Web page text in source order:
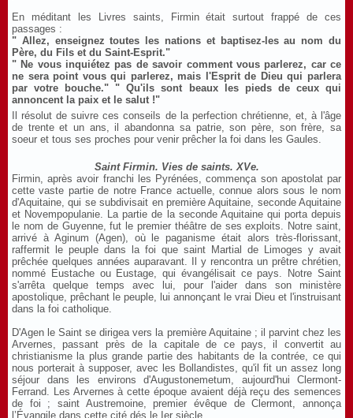
En méditant les Livres saints, Firmin était surtout frappé de ces
passages :
" Allez, enseignez toutes les nations et baptisez-les au nom du
Père, du Fils et du Saint-Esprit."
" Ne vous inquiétez pas de savoir comment vous parlerez, car ce
ne sera point vous qui parlerez, mais l'Esprit de Dieu qui parlera
par votre bouche." " Qu'ils sont beaux les pieds de ceux qui
annoncent la paix et le salut !"
Il résolut de suivre ces conseils de la perfection chrétienne, et, à l'âge
de trente et un ans, il abandonna sa patrie, son père, son frère, sa
soeur et tous ses proches pour venir prêcher la foi dans les Gaules.
Saint Firmin. Vies de saints. XVe.
Firmin, après avoir franchi les Pyrénées, commença son apostolat par
cette vaste partie de notre France actuelle, connue alors sous le nom
d'Aquitaine, qui se subdivisait en première Aquitaine, seconde Aquitaine
et Novempopulanie. La partie de la seconde Aquitaine qui porta depuis
le nom de Guyenne, fut le premier théâtre de ses exploits. Notre saint,
arrivé à Aginum (Agen), où le paganisme était alors très-florissant,
raffermit le peuple dans la foi que saint Martial de Limoges y avait
prêchée quelques années auparavant. Il y rencontra un prêtre chrétien,
nommé Eustache ou Eustage, qui évangélisait ce pays. Notre Saint
s'arrêta quelque temps avec lui, pour l'aider dans son ministère
apostolique, prêchant le peuple, lui annonçant le vrai Dieu et l'instruisant
dans la foi catholique.
D'Agen le Saint se dirigea vers la première Aquitaine ; il parvint chez les
Arvernes, passant près de la capitale de ce pays, il convertit au
christianisme la plus grande partie des habitants de la contrée, ce qui
nous porterait à supposer, avec les Bollandistes, qu'il fit un assez long
séjour dans les environs d'Augustonemetum, aujourd'hui Clermont-
Ferrand. Les Arvernes à cette époque avaient déjà reçu des semences
de foi ; saint Austremoine, premier évêque de Clermont, annonça
l’Évangile dans cette cité dés le Ier siècle.